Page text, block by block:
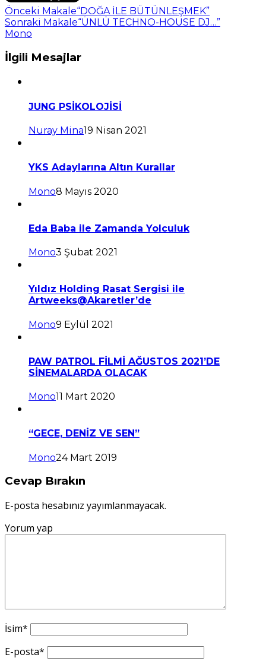
Önceki Makale“DOĞA İLE BÜTÜNLEŞMEK”
Sonraki Makale“ÜNLÜ TECHNO-HOUSE DJ…”
Mono
İlgili Mesajlar
JUNG PSİKOLOJİSİ
Nuray Mina19 Nisan 2021
YKS Adaylarına Altın Kurallar
Mono8 Mayıs 2020
Eda Baba ile Zamanda Yolculuk
Mono3 Şubat 2021
Yıldız Holding Rasat Sergisi ile
Artweeks@Akaretler’de
Mono9 Eylül 2021
PAW PATROL FİLMİ AĞUSTOS 2021’DE
SİNEMALARDA OLACAK
Mono11 Mart 2020
“GECE, DENİZ VE SEN”
Mono24 Mart 2019
Cevap Bırakın
E-posta hesabınız yayımlanmayacak.
Yorum yap
İsim*
E-posta*